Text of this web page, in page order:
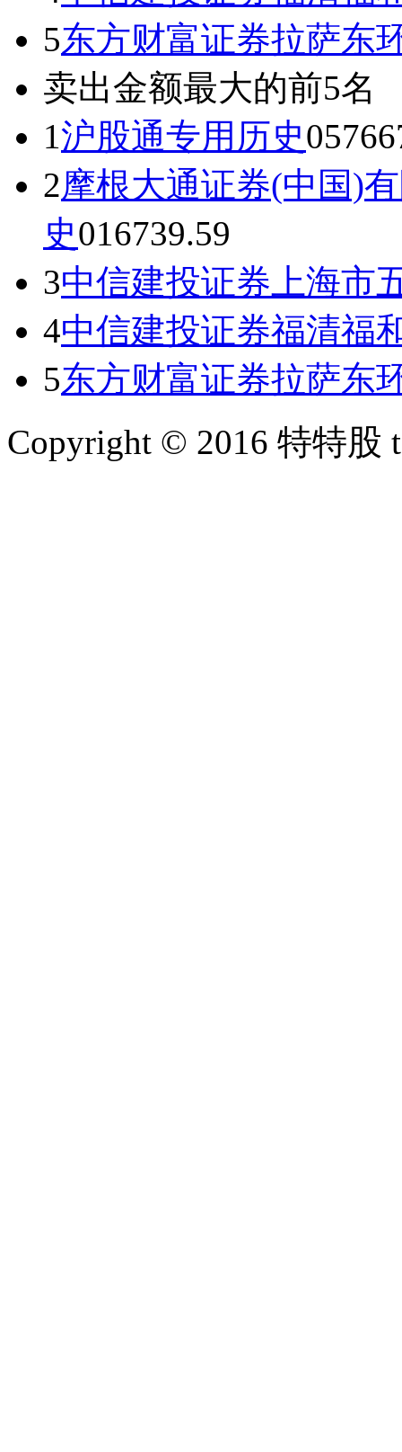
5东方财富证券拉萨东
卖出金额最大的前5名
1沪股通专用 历史0
2摩根大通证券(中国)
史016739.59
3中信建投证券上海市
4中信建投证券福清福
5东方财富证券拉萨东
Copyright © 2016 特特股